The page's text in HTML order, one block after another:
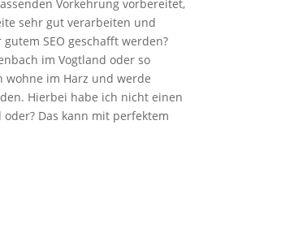
Vorkehrung vorbereitet,
sehr gut verarbeiten und
SEO geschafft werden?
im Vogtland oder so
wohne im Harz und werde
Hierbei habe ich nicht einen
Das kann mit perfektem